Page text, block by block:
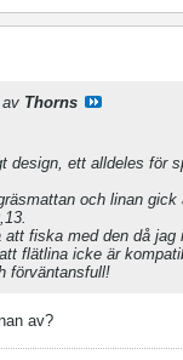
av Thorns
design, ett alldeles för
och linan
att fiska med den då
flätlina icke är
förväntansfull!
av?